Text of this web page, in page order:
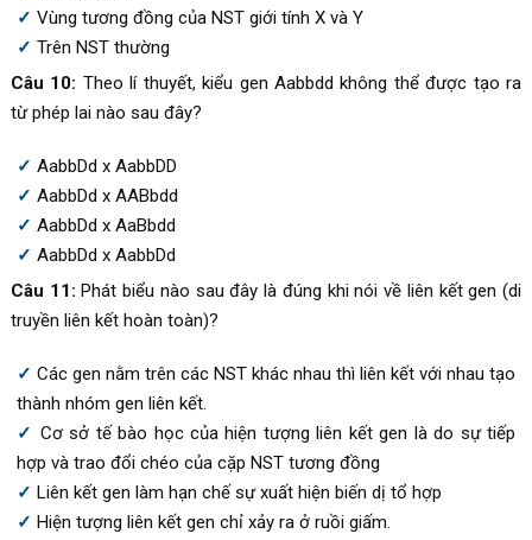
Vùng tương đồng của NST giới tính X và Y
Trên NST thường
Câu 10: Theo lí thuyết, kiểu gen Aabbdd không thể được tạo ra
từ phép lai nào sau đây?
AabbDd x AabbDD
AabbDd x AABbdd
AabbDd x AaBbdd
AabbDd x AabbDd
Câu 11: Phát biểu nào sau đây là đúng khi nói về liên kết gen (di
truyền liên kết hoàn toàn)?
Các gen nằm trên các NST khác nhau thì liên kết với nhau tạo
thành nhóm gen liên kết.
Cơ sở tế bào học của hiện tượng liên kết gen là do sự tiếp
hợp và trao đổi chéo của cặp NST tương đồng
Liên kết gen làm hạn chế sự xuất hiện biến dị tổ hợp
Hiện tượng liên kết gen chỉ xảy ra ở ruồi giấm.